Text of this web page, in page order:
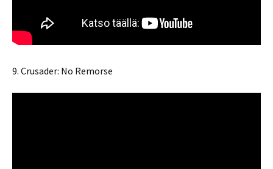
9. Crusader: No Remorse